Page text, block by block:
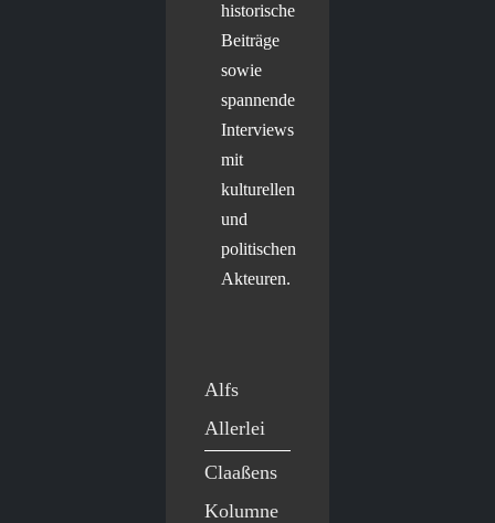
historische
Beiträge
sowie
spannende
Interviews
mit
kulturellen
und
politischen
Akteuren.
Alfs
Allerlei
Claaßens
Kolumne